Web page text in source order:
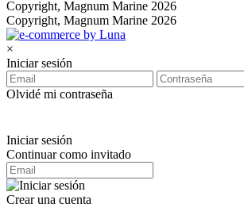
Copyright, Magnum Marine 2026
Copyright, Magnum Marine 2026
×
Iniciar sesión
Olvidé mi contraseña
Iniciar sesión
Continuar como invitado
Crear una cuenta